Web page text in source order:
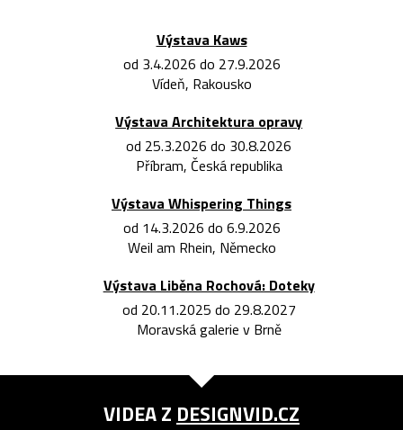
Výstava Kaws
od 3.4.2026 do 27.9.2026
Vídeň, Rakousko
Výstava Architektura opravy
od 25.3.2026 do 30.8.2026
Příbram, Česká republika
Výstava Whispering Things
od 14.3.2026 do 6.9.2026
Weil am Rhein, Německo
Výstava Liběna Rochová: Doteky
od 20.11.2025 do 29.8.2027
Moravská galerie v Brně
VIDEA Z DESIGNVID.CZ